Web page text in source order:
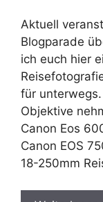
Aktuell
Blogparade
ich euch hier
für
Objektive
Canon Eos
Canon EOS
18-250mm